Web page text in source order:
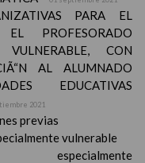
PARA EL
PROFESORADO
VULNERABLE, CON
AL ALUMNADO
EDUCATIVAS
2021
previas
vulnerable
especialmente